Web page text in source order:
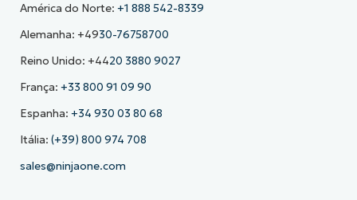
América do Norte: +1 888 542-8339
Alemanha: +4930-76758700
Reino Unido: +4420 3880 9027
França: +33 800 91 09 90
Espanha: +34 930 03 80 68
Itália: (+39) 800 974 708
sales@ninjaone.com